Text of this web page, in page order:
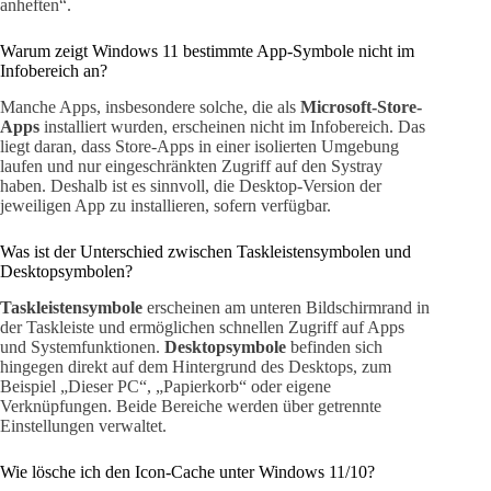
anheften“.
Warum zeigt Windows 11 bestimmte App-Symbole nicht im
Infobereich an?
Manche Apps, insbesondere solche, die als Microsoft-Store-
Apps installiert wurden, erscheinen nicht im Infobereich. Das
liegt daran, dass Store-Apps in einer isolierten Umgebung
laufen und nur eingeschränkten Zugriff auf den Systray
haben. Deshalb ist es sinnvoll, die Desktop-Version der
jeweiligen App zu installieren, sofern verfügbar.
Was ist der Unterschied zwischen Taskleistensymbolen und
Desktopsymbolen?
Taskleistensymbole erscheinen am unteren Bildschirmrand in
der Taskleiste und ermöglichen schnellen Zugriff auf Apps
und Systemfunktionen. Desktopsymbole befinden sich
hingegen direkt auf dem Hintergrund des Desktops, zum
Beispiel „Dieser PC“, „Papierkorb“ oder eigene
Verknüpfungen. Beide Bereiche werden über getrennte
Einstellungen verwaltet.
Wie lösche ich den Icon-Cache unter Windows 11/10?